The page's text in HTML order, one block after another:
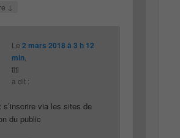
↓
Le 2 mars 2018 à 3 h 12
min,
titi
a dit :
s’inscrire via les sites de
du public